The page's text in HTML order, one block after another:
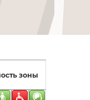
зоны